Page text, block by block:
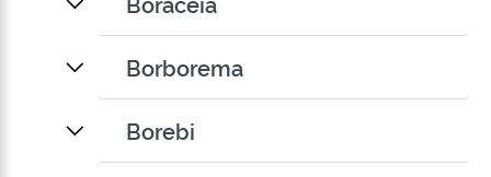
Borborema
Borebi